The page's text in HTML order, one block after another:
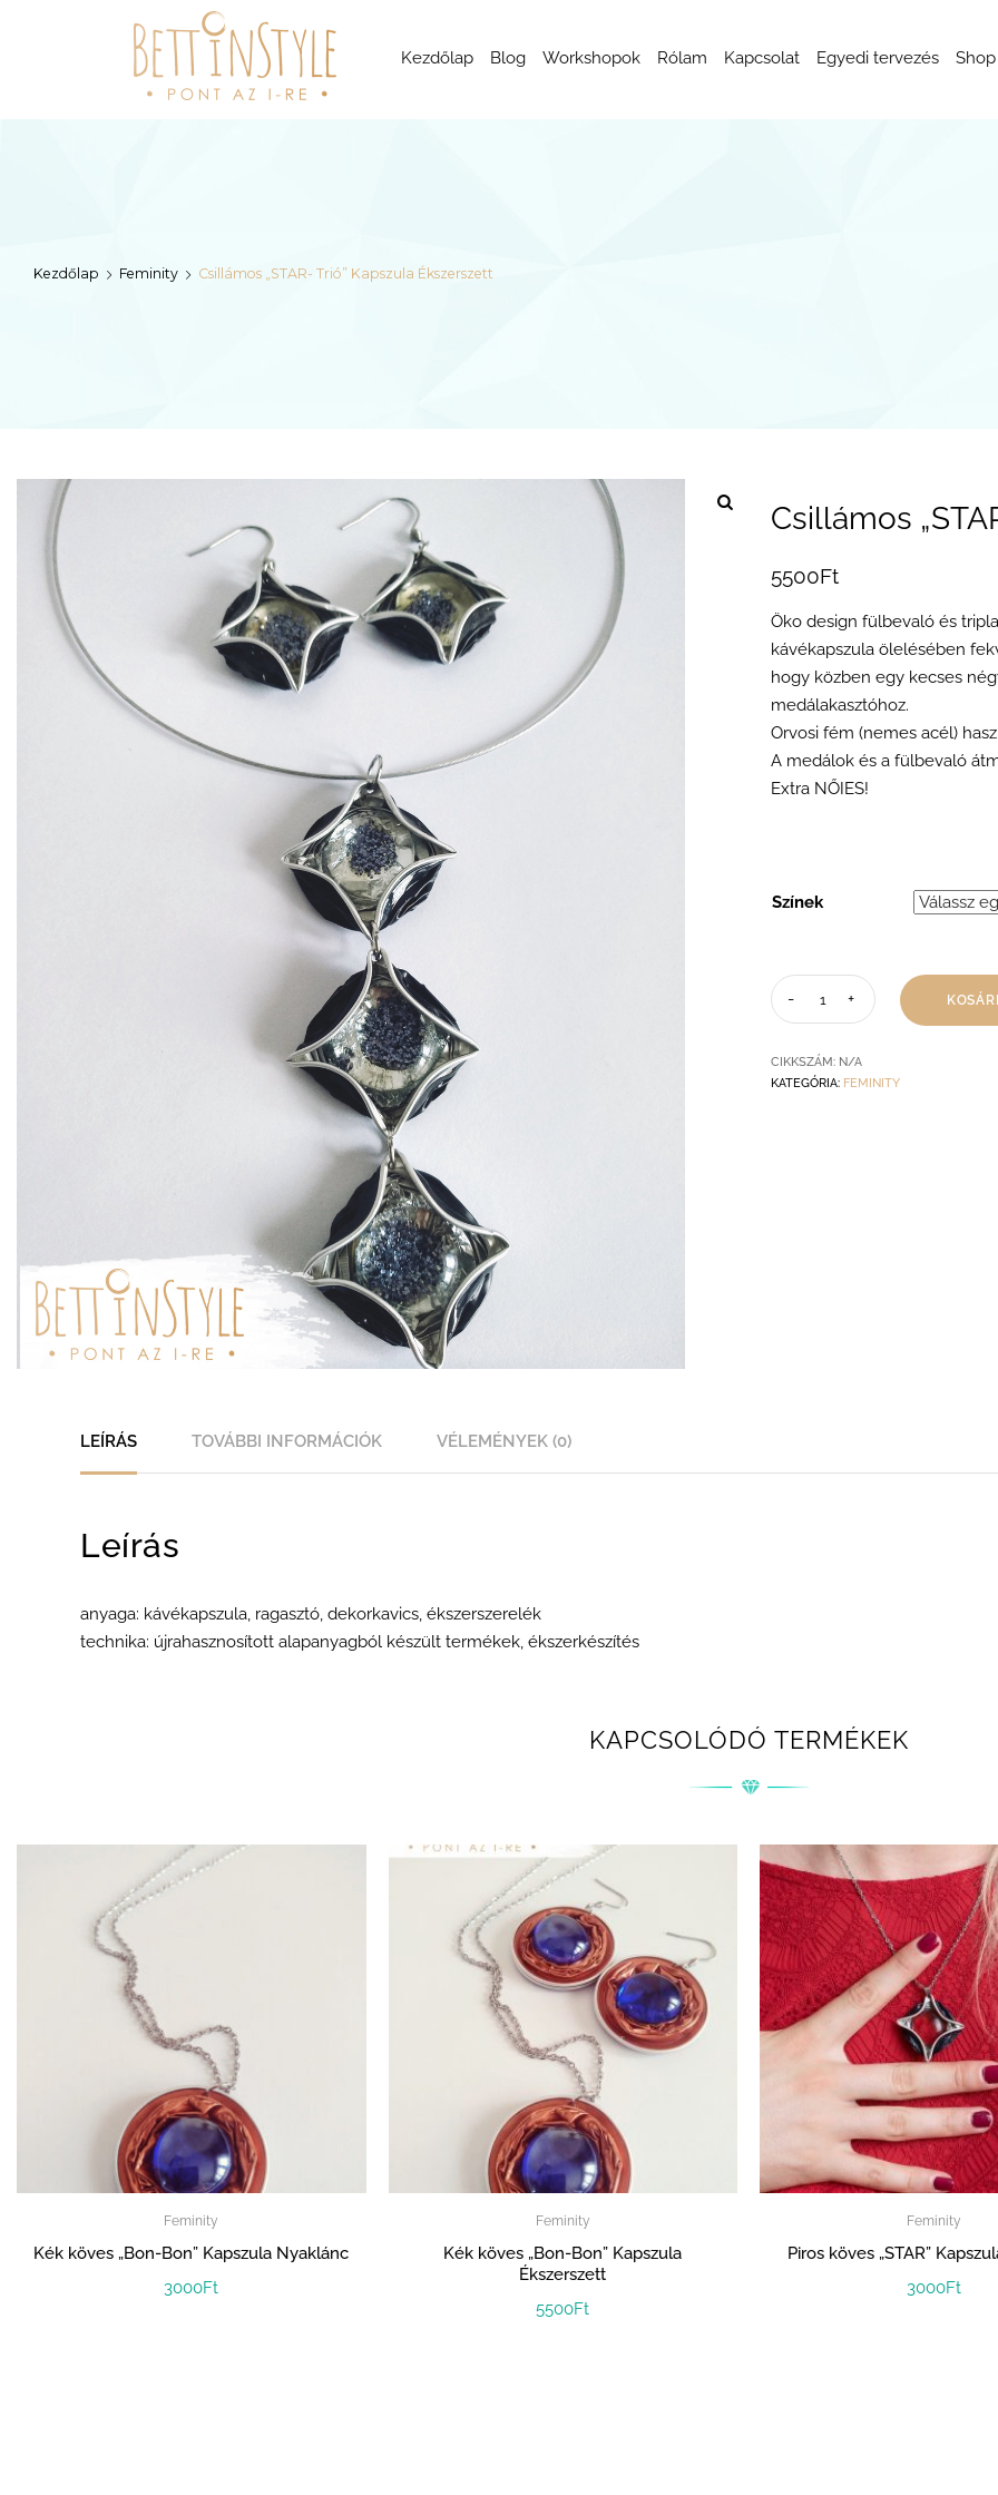
Kezdőlap Blog Workshopok Rólam Kapcsolat Egyedi tervezés Shop
Kezdőlap Feminity Csillámos „STAR- Trió” Kapszula Ékszerszett
Csillámos
5500Ft
Öko design fülbevaló és
kávékapszula ölelésében
hogy közben egy kecses
medálakasztóhoz.
Orvosi fém (nemes acél)
A medálok és a fülbevaló
Extra NŐIES!
Színek
CIKKSZÁM: N/A
KATEGÓRIA: FEMINITY
LEÍRÁS TOVÁBBI INFORMÁCIÓK VÉLEMÉNYEK (0)
Leírás
anyaga: kávékapszula, ragasztó, dekorkavics, ékszerszerelék
technika: újrahasznosított alapanyagból készült termékek, ékszerkészítés
KAPCSOLÓDÓ TERMÉKEK
Feminity
Kék köves „Bon-Bon” Kapszula Nyaklánc
3000Ft
Feminity
Kék köves „Bon-Bon” Kapszula
Ékszerszett
5500Ft
Feminity
Piros köves „STAR”
3000Ft